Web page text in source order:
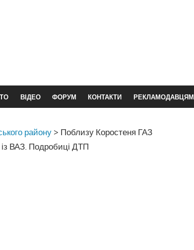
ВІДЕО ФОРУМ КОНТАКТИ РЕКЛАМОДАВЦЯМ
району > Поблизу Коростеня ГАЗ
ВАЗ. Подробиці ДТП